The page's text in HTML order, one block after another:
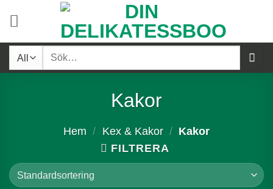
content
Sök
Kakor
Hem / Kex & Kakor / Kakor
FILTRERA